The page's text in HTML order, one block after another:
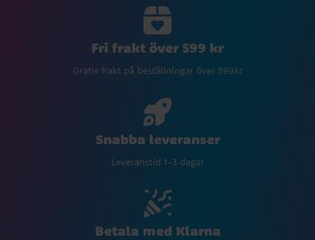
Fri frakt över 599 kr
Gratis frakt på beställningar över 599kr
Snabba leveranser
Leveranstid 1-3 dagar
Betala med Klarna